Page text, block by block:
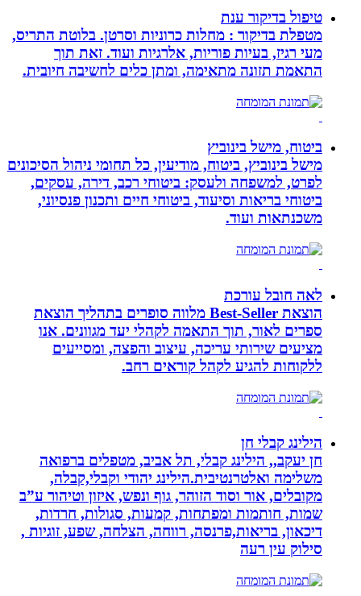
טיפול בדיקור ענת
מטפלת בדיקור : מחלות כרוניות וסרטן. בלוטת התריס,
מעי רגיז, בעיות פוריות, אלרגיות ועוד. זאת תוך
התאמת תזונה מתאימה, ומתן כלים לחשיבה חיובית.
ביטוח, מישל בינוביץ
מישל בינוביץ, ביטוח, מודיעין, כל תחומי ניהול הסיכונים
לפרט, למשפחה ולעסק: ביטוחי רכב, דירה, עסקים,
ביטוחי בריאות וסיעוד, ביטוחי חיים ותכנון פנסיוני,
משכנתאות ועוד.
לאה חובל עורכת
הוצאת Best-Seller מלווה סופרים בתהליך הוצאת
ספרים לאור, תוך התאמה לקהלי יעד מגוונים. אנו
מציעים שירותי עריכה, עיצוב והפצה, ומסייעים
ללקוחות להגיע לקהל קוראים רחב.
הילינג קבלי חן
חן יעקב,, הילינג קבלי, תל אביב, מטפלים ברפואה
משלימה ואלטרנטיבית.הילינג יהודי וקבלי,קבלה,
מקובלים, אור וסוד הזוהר, גוף ונפש, איזון וטיהור ע”ב
שמות, חותמות ומפתחות, קמעות, סגולות, חרדות,
דיכאון, בריאות,פרנסה, רווחה, הצלחה, שפע, זוגיות ,
סילוק עין רעה